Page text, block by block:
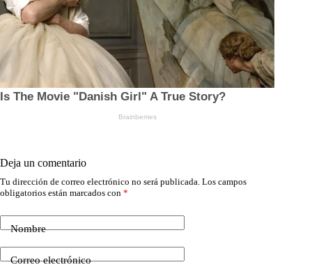
Deja un comentario
Tu dirección de correo electrónico no será publicada. Los campos
obligatorios están marcados con *
Nombre
Correo electrónico